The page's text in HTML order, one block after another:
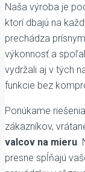
Naša výroba je
ktorí dbajú na
prechádza
výkonnosť a
vydržali aj v tých
funkcie bez
Ponúkame
zákazníkov,
valcov na mieru
presne spĺňajú